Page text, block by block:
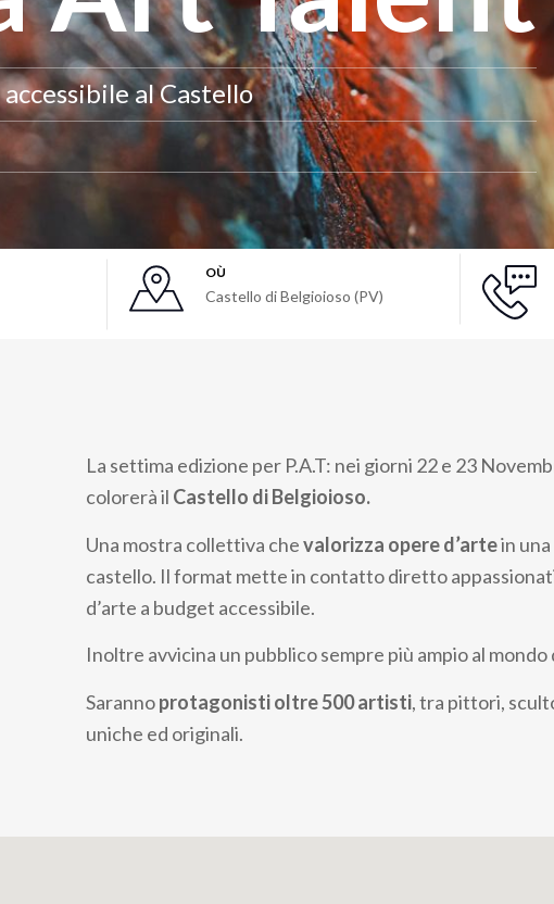
al Castello
OÙ
Castello di Belgioioso (PV)
La settima edizione per P.A.T: nei giorni 22 e 23
colorerà il Castello di Belgioioso.
Una mostra collettiva chevalorizza opere d’artein
castello. Il format mette in contatto diretto
d’arte a budget accessibile.
Inoltre avvicina un pubblico sempre più ampio al
Sarannoprotagonisti oltre 500 artisti, tra pittori,
uniche ed originali.